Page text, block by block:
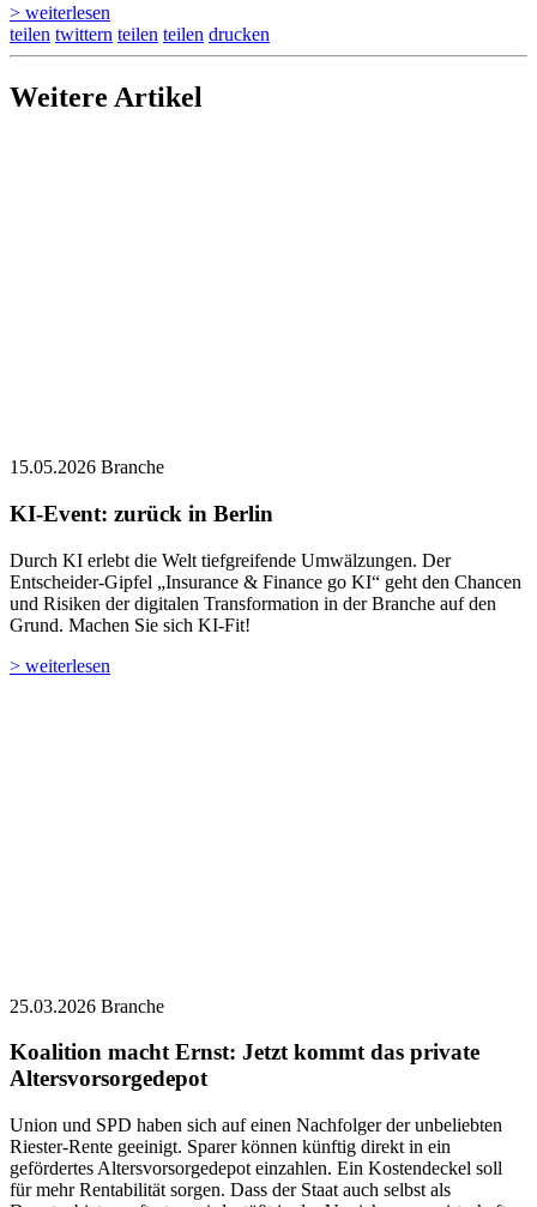
> weiterlesen
teilen twittern teilen teilen drucken
Weitere Artikel
15.05.2026 Branche
KI-Event: zurück in Berlin
Durch KI erlebt die Welt tiefgreifende Umwälzungen. Der
Entscheider-Gipfel „Insurance & Finance go KI“ geht den Chancen
und Risiken der digitalen Transformation in der Branche auf den
Grund. Machen Sie sich KI-Fit!
> weiterlesen
25.03.2026 Branche
Koalition macht Ernst: Jetzt kommt das private
Altersvorsorgedepot
Union und SPD haben sich auf einen Nachfolger der unbeliebten
Riester-Rente geeinigt. Sparer können künftig direkt in ein
gefördertes Altersvorsorgedepot einzahlen. Ein Kostendeckel soll
für mehr Rentabilität sorgen. Dass der Staat auch selbst als